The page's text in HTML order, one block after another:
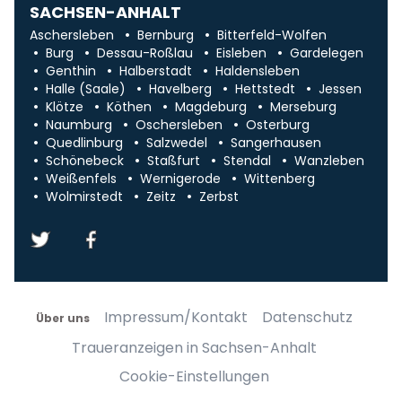
SACHSEN-ANHALT
Aschersleben Bernburg
Bitterfeld-Wolfen
Burg
Dessau-Roßlau Eisleben
Gardelegen
Genthin
Halberstadt
Haldensleben
Halle (Saale)
Havelberg Hettstedt
Jessen
Klötze
Köthen Magdeburg
Merseburg
Naumburg
Oschersleben
Osterburg
Quedlinburg
Salzwedel
Sangerhausen
Schönebeck
Staßfurt Stendal
Wanzleben
Weißenfels
Wernigerode
Wittenberg
Wolmirstedt
Zeitz Zerbst
Über uns Impressum/Kontakt
Datenschutz
Traueranzeigen in Sachsen-Anhalt
Cookie-Einstellungen